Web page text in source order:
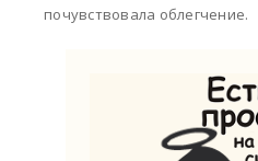
почувствовала облегчение.